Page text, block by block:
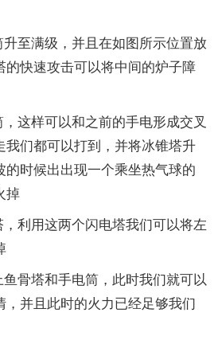
至满级，并且在如图所示位置放
的快速攻击可以将中间的炉子障
样可以和之前的手电形成交叉
我们都可以打到，并将冰锥塔升
的时候出出现一个乘坐热气球的
掉
用这两个闪电塔我们可以将左
塔和手电筒，此时我们就可以
，并且此时的火力已经足够我们